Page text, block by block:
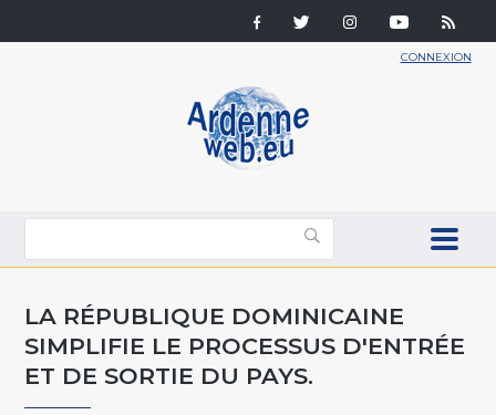
CONNEXION
LA RÉPUBLIQUE DOMINICAINE
SIMPLIFIE LE PROCESSUS D'ENTRÉE
ET DE SORTIE DU PAYS.